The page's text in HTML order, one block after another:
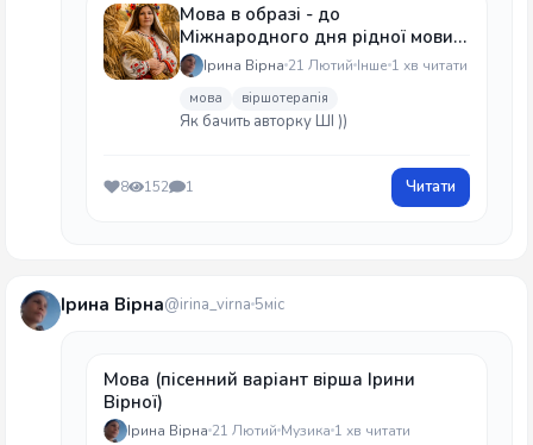
Мова в образі - до
Міжнародного дня рідної мови
21 лютого 2026
Ірина Вірна 21 Лютий Інше 1 хв читати
мова віршотерапія
Як бачить авторку ШІ ))
8 152 1 Читати
Ірина Вірна@irina_virna 5міс
Мова (пісенний варіант вірша Ірини
Вірної)
Ірина Вірна 21 Лютий Музика 1 хв читати